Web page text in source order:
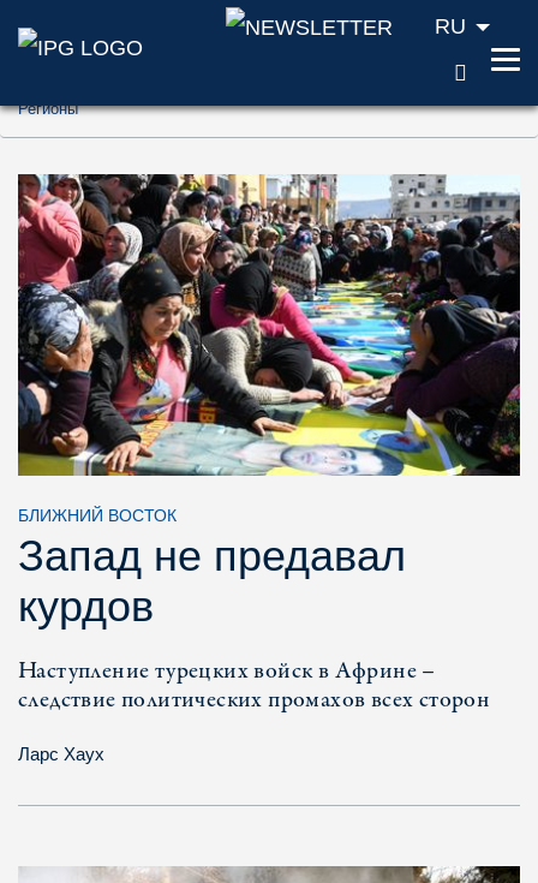
Перейти к содержанию (ключ доступа
Перейти к поиску (ключ доступа '2')
Перейти к навигации (ключ доступа '3')
RU
Регионы
БЛИЖНИЙ ВОСТОК
Запад не предавал
курдов
Наступление турецких войск в Африне –
следствие политических промахов всех сторон
Ларс Хаух